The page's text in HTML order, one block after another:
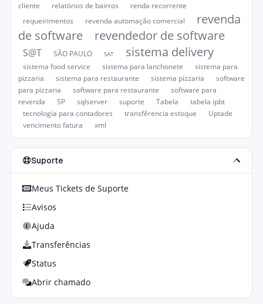
cliente
relatórios de bairros
renda recorrente
requeirimentos
revenda automação comercial
revenda
de software
revendedor de software
S@T SÃO PAULO SAT sistema delivery
sistema food service sistema para lanchonete
sistema para
pizzaria
sistema para restaurante sistema pizzaria
software
para pizzaria
software para restaurante
software para
revenda
SP sqlserver suporte Tabela
tabela ipbt
tecnologia para contadores
transfêrencia estoque
Uptade
vencimento fatura
xml
Suporte
Meus Tickets de Suporte
Avisos
Ajuda
Transferências
Status
Abrir chamado